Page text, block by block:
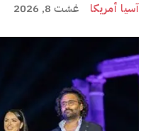
آسيا أمريكا غشت 8, 2026